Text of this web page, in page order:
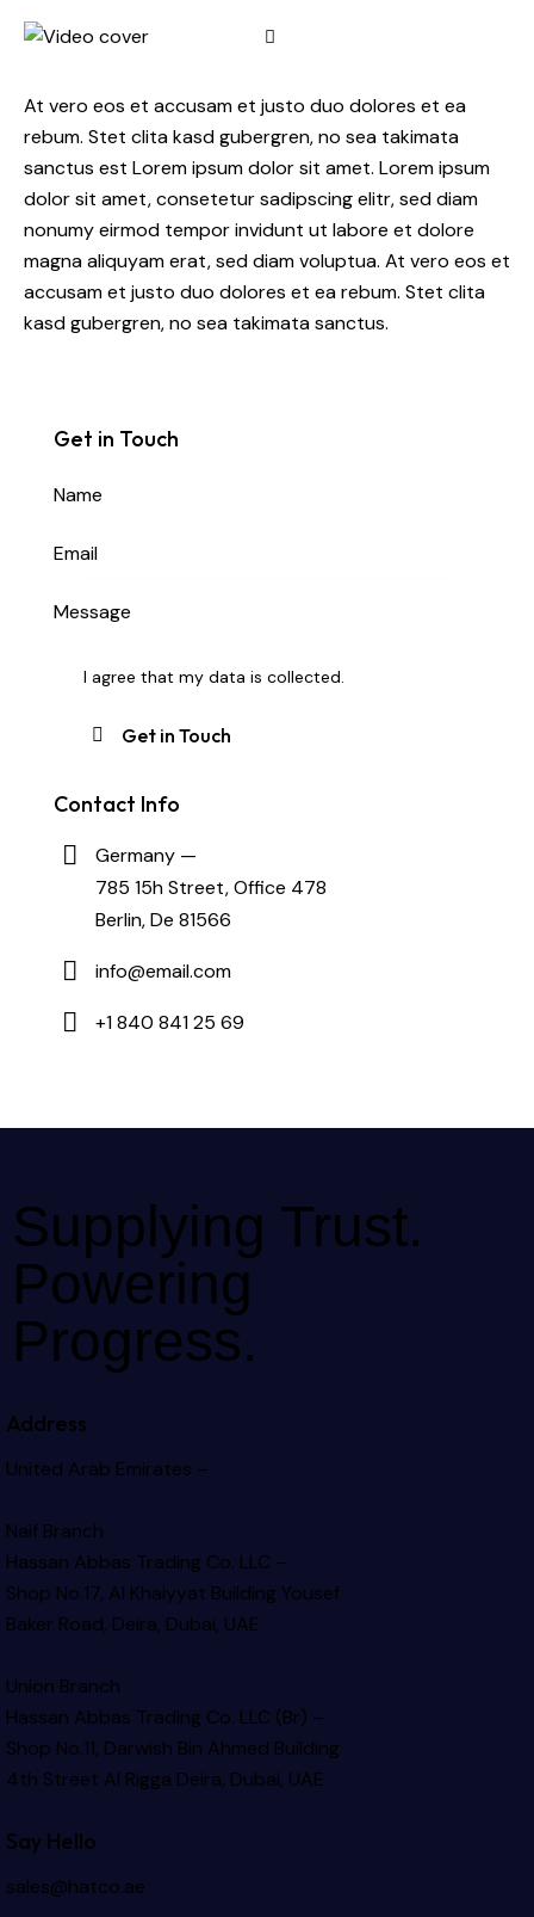
At vero eos et accusam et justo duo dolores et ea
rebum. Stet clita kasd gubergren, no sea takimata
sanctus est Lorem ipsum dolor sit amet. Lorem ipsum
dolor sit amet, consetetur sadipscing elitr, sed diam
nonumy eirmod tempor invidunt ut labore et dolore
magna aliquyam erat, sed diam voluptua. At vero eos et
accusam et justo duo dolores et ea rebum. Stet clita
kasd gubergren, no sea takimata sanctus.
Get in Touch
I agree that my data iscollected.
Contact Info
Germany —
785 15h Street, Office 478
Berlin, De 81566
info@email.com
+1 840 841 25 69
Supplying Trust.
Powering
Progress.
Address
United Arab Emirates –
Naif Branch
Hassan Abbas Trading Co. LLC –
Shop No.17, Al Khaiyyat BuildingYousef
Baker Road, Deira, Dubai, UAE
Union Branch
Hassan Abbas Trading Co. LLC (Br) –
Shop No.11, Darwish Bin Ahmed Building
4th Street Al Rigga Deira, Dubai, UAE
Say Hello
sales@hatco.ae